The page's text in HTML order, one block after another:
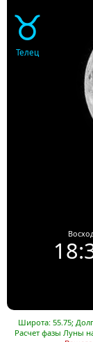
♉
Телец
Широта: 55.75;
Расчет фазы Луны